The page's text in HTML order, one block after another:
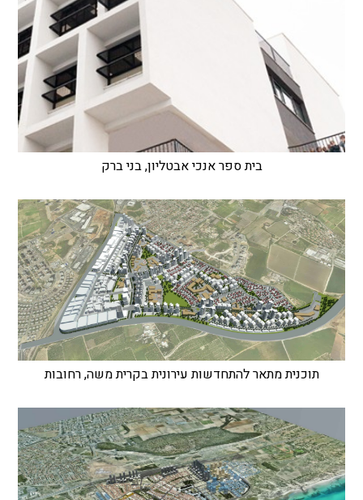
בית ספר אנכי אבטליון, בני ברק
תוכנית מתאר להתחדשות עירונית בקרית משה, רחובות